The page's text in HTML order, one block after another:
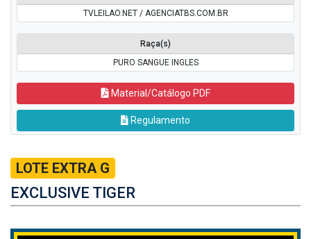
TVLEILAO.NET / AGENCIATBS.COM.BR
Raça(s)
PURO SANGUE INGLES
Material/Catálogo PDF
Regulamento
LOTE EXTRA G
EXCLUSIVE TIGER